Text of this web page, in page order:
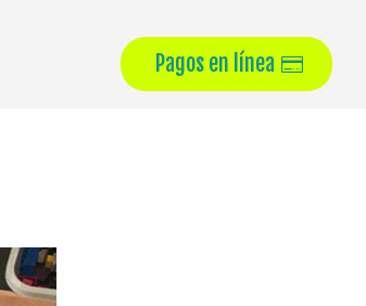
Pagos en línea